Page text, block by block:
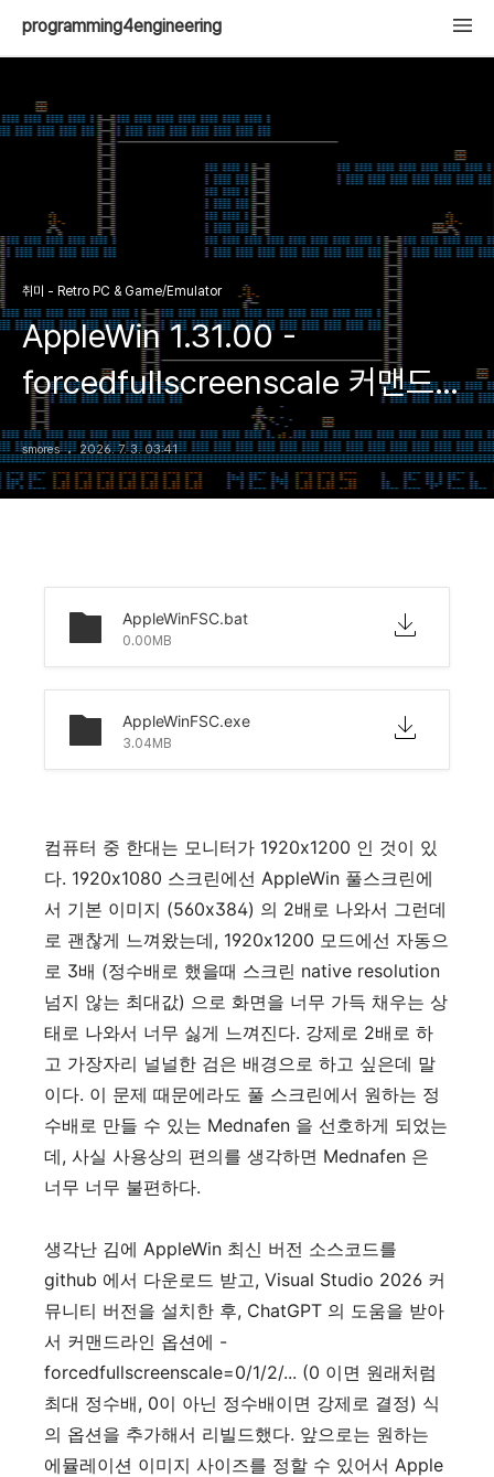
programming4engineering
취미 - Retro PC & Game/Emulator
AppleWin 1.31.00 -
forcedfullscreenscale 커맨드
옵션 추가 리빌드
smores 2026. 7. 3. 03:41
AppleWinFSC.bat
0.00MB
AppleWinFSC.exe
3.04MB
컴퓨터 중 한대는 모니터가 1920x1200 인 것이 있
다. 1920x1080 스크린에선 AppleWin 풀스크린에
서 기본 이미지 (560x384) 의 2배로 나와서 그런데
로 괜찮게 느껴왔는데, 1920x1200 모드에선 자동으
로 3배 (정수배로 했을때 스크린 native resolution
넘지 않는 최대값) 으로 화면을 너무 가득 채우는 상
태로 나와서 너무 싫게 느껴진다. 강제로 2배로 하
고 가장자리 널널한 검은 배경으로 하고 싶은데 말
이다. 이 문제 때문에라도 풀 스크린에서 원하는 정
수배로 만들 수 있는 Mednafen 을 선호하게 되었는
데, 사실 사용상의 편의를 생각하면 Mednafen 은
너무 너무 불편하다.
생각난 김에 AppleWin 최신 버전 소스코드를
github 에서 다운로드 받고, Visual Studio 2026 커
뮤니티 버전을 설치한 후, ChatGPT 의 도움을 받아
서 커맨드라인 옵션에 -
forcedfullscreenscale=0/1/2/... (0 이면 원래처럼
최대 정수배, 0이 아닌 정수배이면 강제로 결정) 식
의 옵션을 추가해서 리빌드했다. 앞으로는 원하는
에뮬레이션 이미지 사이즈를 정할 수 있어서 Apple